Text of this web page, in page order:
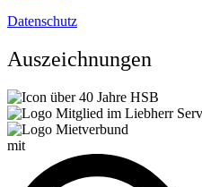
Datenschutz
Auszeichnungen
mit